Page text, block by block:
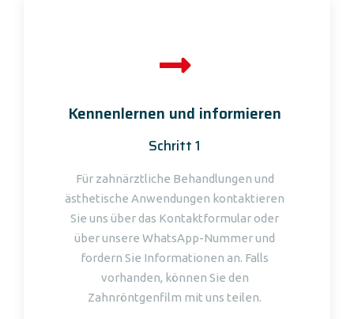
Kennenlernen und informieren
Schritt 1
Für zahnärztliche Behandlungen und
ästhetische Anwendungen kontaktieren
Sie uns über das Kontaktformular oder
über unsere WhatsApp-Nummer und
fordern Sie Informationen an. Falls
vorhanden, können Sie den
Zahnröntgenfilm mit uns teilen.